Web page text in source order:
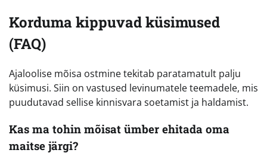
Korduma kippuvad küsimused
(FAQ)
Ajaloolise mõisa ostmine tekitab paratamatult palju
küsimusi. Siin on vastused levinumatele teemadele, mis
puudutavad sellise kinnisvara soetamist ja haldamist.
Kas ma tohin mõisat ümber ehitada oma
maitse järgi?